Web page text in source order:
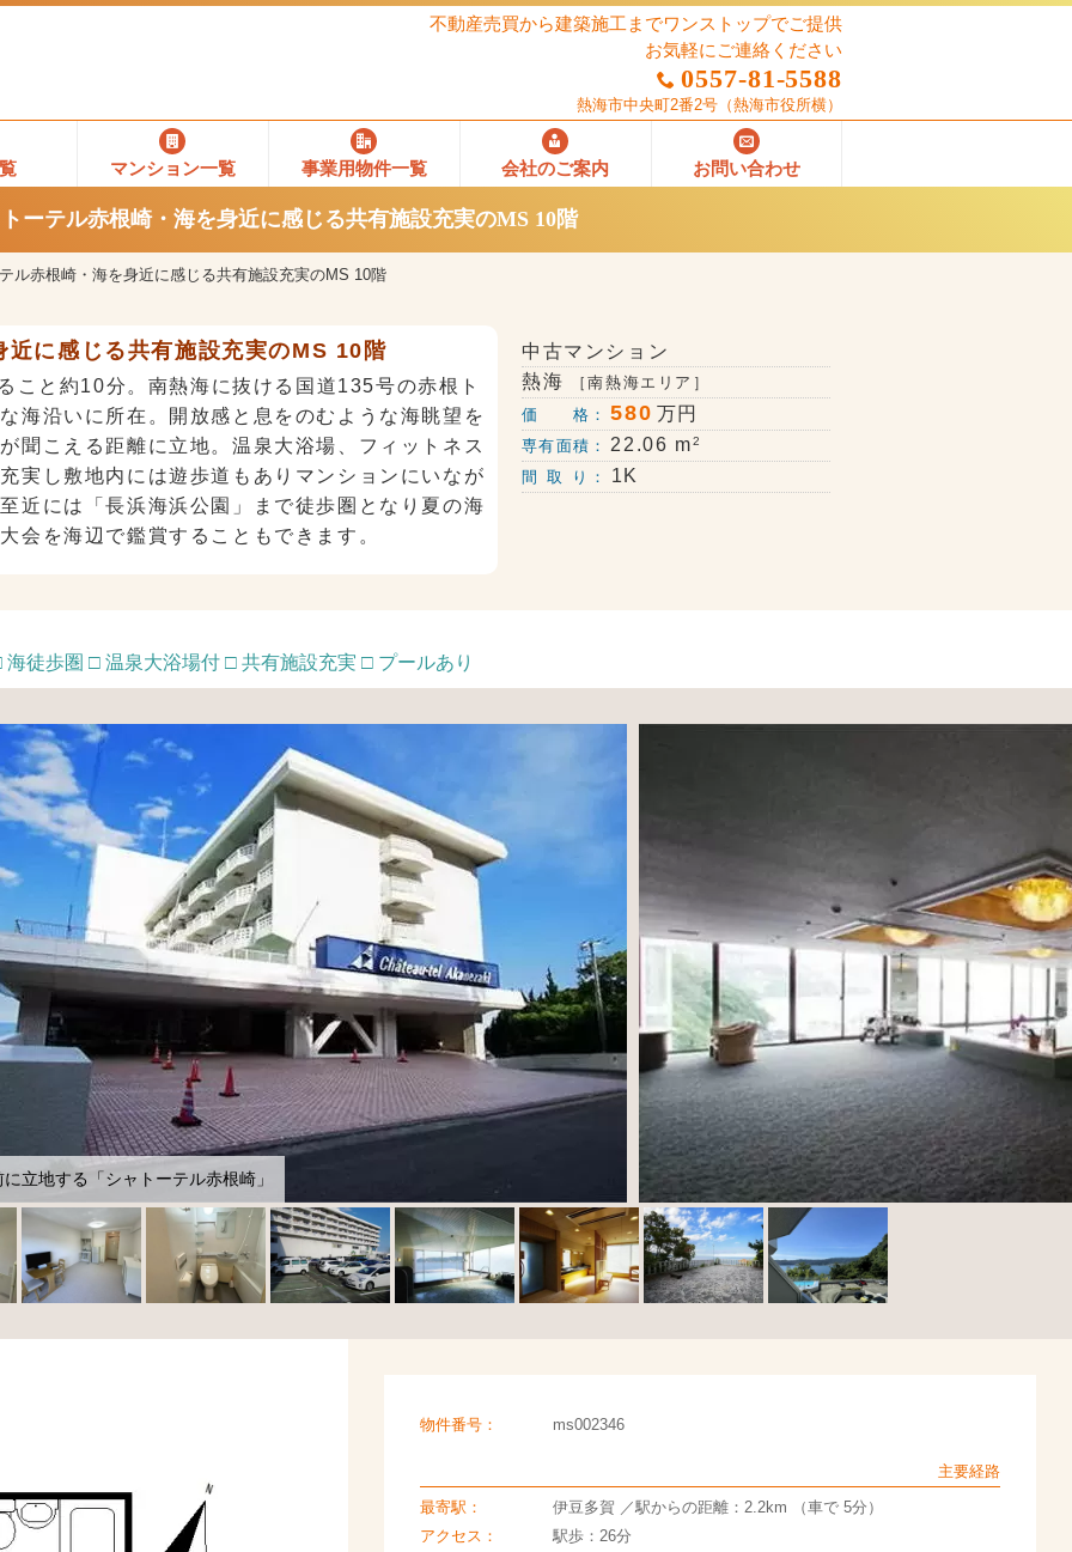
不動産売買から建築施工までワンストップでご提供
お気軽にご連絡ください
0557-81-5588
熱海市中央町2番2号 （熱海市役所横）
マンション一覧 事業用物件一覧 会社のご案内 お問い合わせ
ーテル赤根崎・海を身近に感じる共有施設充実のMS 10階
ル赤根崎・海を身近に感じる共有施設充実のMS 10階
近に感じる共有施設充実のMS 10階
こと約10分。南熱海に抜ける国道135号の赤根ト
海沿いに所在。開放感と息をのむような海眺望を
聞こえる距離に立地。温泉大浴場、フィットネス
実し敷地内には遊歩道もありマンションにいなが
近には「長浜海浜公園」まで徒歩圏となり夏の海
会を海辺で鑑賞することもできます。
中古マンション
熱海
［南熱海エリア］
価 格：
580万円
専有面積： 22.06 m2
間 取 り： 1K
徒歩圏 □ 温泉大浴場付 □ 共有施設充実 □ プールあり
立地する「シャトーテル赤根崎」
物件番号： ms002346
主要経路
最寄駅：
伊豆多賀 ／駅からの距離：2.2km （車で 5分）
アクセス：
駅歩：26分